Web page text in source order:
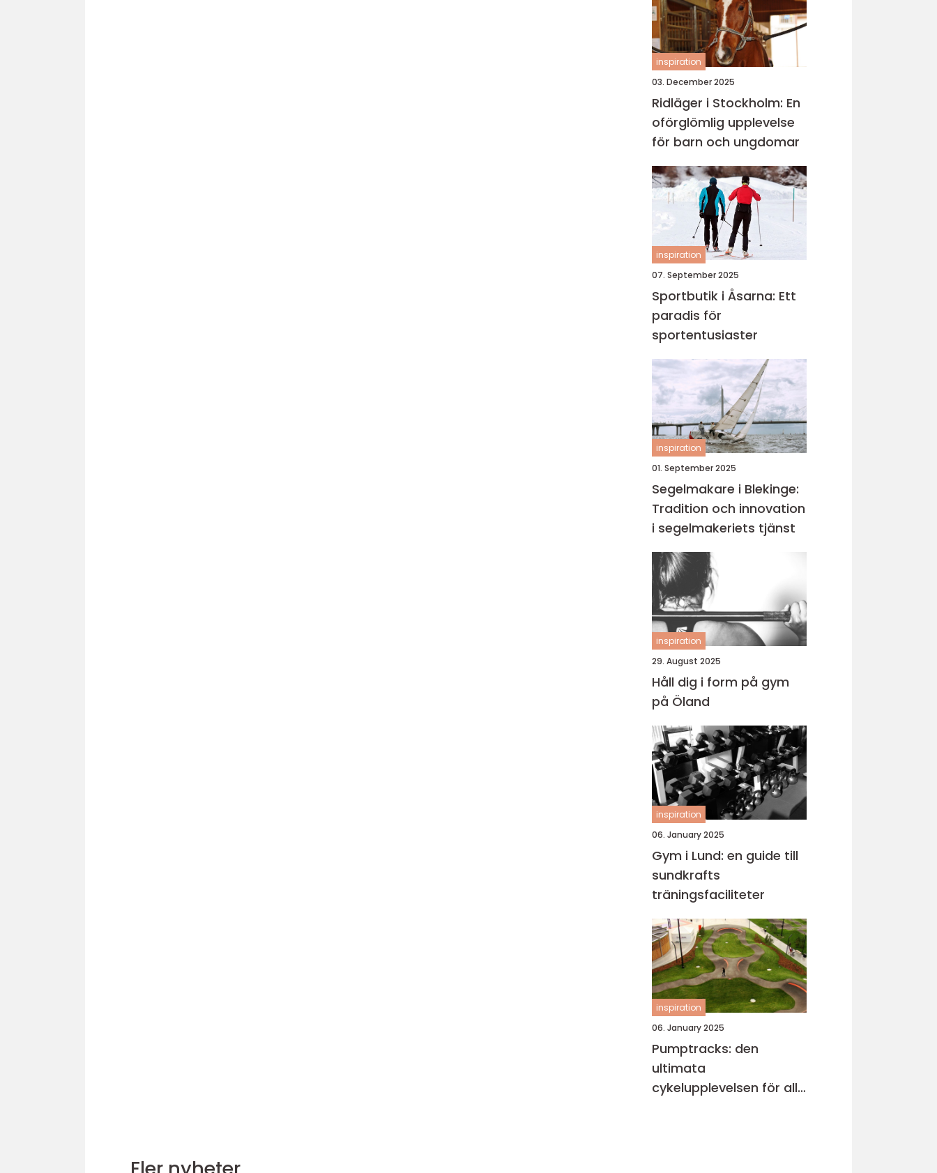
inspiration
03. December 2025
Ridläger i Stockholm: En
oförglömlig upplevelse
för barn och ungdomar
inspiration
07. September 2025
Sportbutik i Åsarna: Ett
paradis för
sportentusiaster
inspiration
01. September 2025
Segelmakare i Blekinge:
Tradition och innovation
i segelmakeriets tjänst
inspiration
29. August 2025
Håll dig i form på gym
på Öland
inspiration
06. January 2025
Gym i Lund: en guide till
sundkrafts
träningsfaciliteter
inspiration
06. January 2025
Pumptracks: den
ultimata
cykelupplevelsen för alla